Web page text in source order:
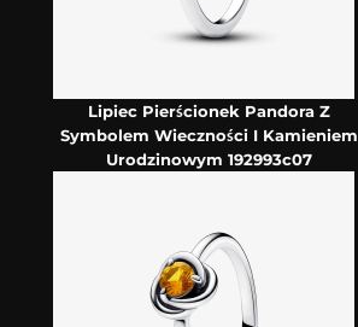
Lipiec Pierścionek Pandora Z
Symbolem Wieczności I Kamieniem
Urodzinowym 192993c07